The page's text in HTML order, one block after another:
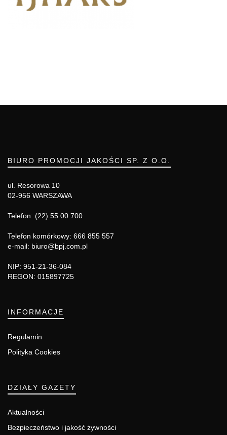
BIURO PROMOCJI JAKOŚCI SP. Z O.O.
ul. Resorowa 10
02-956 WARSZAWA
Telefon: (22) 55 00 700
Telefon komórkowy: 666 855 557
e-mail: biuro@bpj.com.pl
NIP: 951-21-36-084
REGON: 015897725
INFORMACJE
Regulamin
Polityka Cookies
DZIAŁY GAZETY
Aktualności
Bezpieczeństwo i jakość żywności